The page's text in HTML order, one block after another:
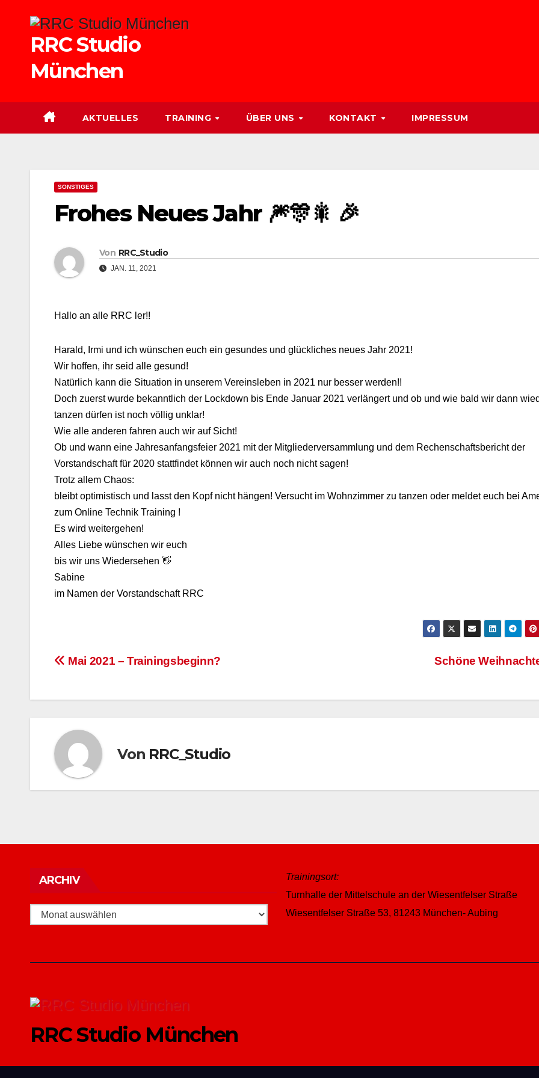
springenRRC Studio
München
AKTUELLES TRAINING ÜBER UNS KONTAKT IMPRESSUM
SONSTIGES
Frohes Neues Jahr 🎆🎊🎇 🎉
Von RRC_Studio
JAN. 11, 2021
Hallo an alle RRC ler!!
Harald, Irmi und ich wünschen euch ein gesundes und glückliches neues Jahr 2021!
Wir hoffen, ihr seid alle gesund!
Natürlich kann die Situation in unserem Vereinsleben in 2021 nur besser werden!!
Doch zuerst wurde bekanntlich der Lockdown bis Ende Januar 2021 verlängert und ob und wie bald wir dann
tanzen dürfen ist noch völlig unklar!
Wie alle anderen fahren auch wir auf Sicht!
Ob und wann eine Jahresanfangsfeier 2021 mit der Mitgliederversammlung und dem Rechenschaftsbericht der
Vorstandschaft für 2020 stattfindet können wir auch noch nicht sagen!
Trotz allem Chaos:
bleibt optimistisch und lasst den Kopf nicht hängen! Versucht im Wohnzimmer zu tanzen oder meldet euch bei
zum Online Technik Training !
Es wird weitergehen!
Alles Liebe wünschen wir euch
bis wir uns Wiedersehen 👋
Sabine
im Namen der Vorstandschaft RRC
Beitragsnavigation Schöne
Mai 2021 – Trainingsbeginn?
Von RRC_Studio
ARCHIV
Trainingsort:
Turnhalle der Mittelschule an der Wiesentfelser Straße
Wiesentfelser Straße 53, 81243 München- Aubing
RRC Studio München